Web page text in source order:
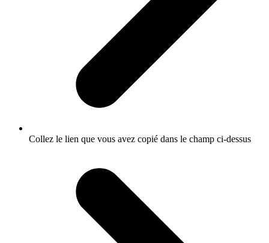
Collez le lien que vous avez copié dans le champ ci-dessus